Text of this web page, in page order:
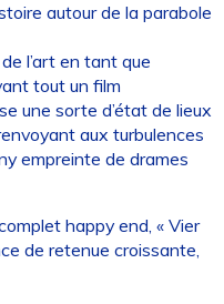
autour de la parabole
l’art en tant que
tout un film
une sorte d’état de lieux
aux turbulences
empreinte de drames
happy end, « Vier
de retenue croissante,